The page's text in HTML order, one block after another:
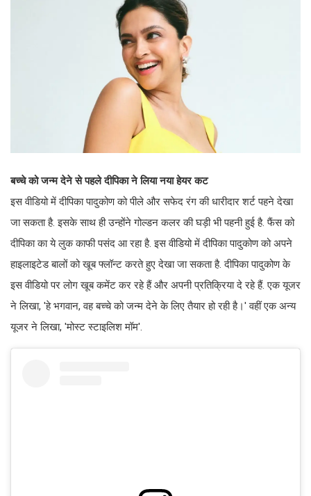
बच्चे को जन्म देने से पहले दीपिका ने लिया नया हेयर कट
इस वीडियो में दीपिका पादुकोण को पीले और सफेद रंग की धारीदार शर्ट पहने देखा
जा सकता है. इसके साथ ही उन्होंने गोल्डन कलर की घड़ी भी पहनी हुई है. फैंस को
दीपिका का ये लुक काफी पसंद आ रहा है. इस वीडियो में दीपिका पादुकोण को अपने
हाइलाइटेड बालों को खूब फ्लॉन्ट करते हुए देखा जा सकता है. दीपिका पादुकोण के
इस वीडियो पर लोग खूब कमेंट कर रहे हैं और अपनी प्रतिक्रिया दे रहे हैं. एक यूजर
ने लिखा, 'हे भगवान, वह बच्चे को जन्म देने के लिए तैयार हो रही है।' वहीं एक अन्य
यूजर ने लिखा, 'मोस्ट स्टाइलिश मॉम'.